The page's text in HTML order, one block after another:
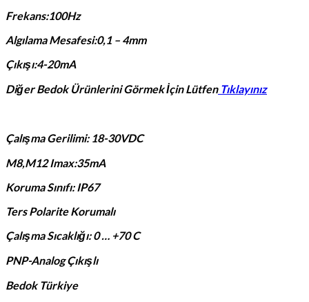
Frekans:100Hz
Algılama Mesafesi:0,1 – 4mm
Çıkışı:4-20mA
Diğer Bedok Ürünlerini Görmek İçin LütfenTıklayınız
Çalışma Gerilimi: 18-30VDC
M8,M12 Imax:35mA
Koruma Sınıfı: IP67
Ters Polarite Korumalı
Çalışma Sıcaklığı: 0 … +70 C
PNP-Analog Çıkışlı
Bedok Türkiye